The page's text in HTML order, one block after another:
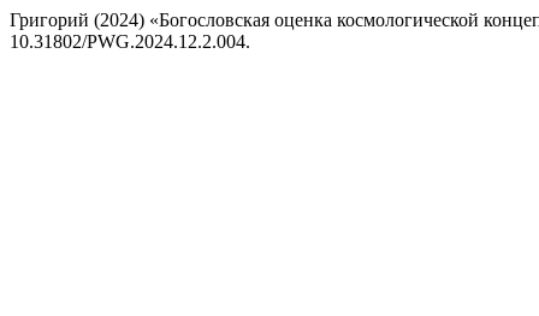
Григорий (2024) «Богословская оценка космологической
10.31802/PWG.2024.12.2.004.